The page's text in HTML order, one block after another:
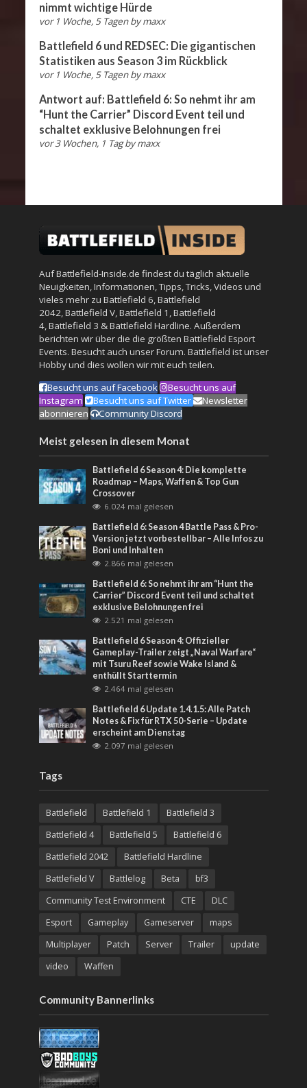
nimmt wichtige Hürde
vor 1 Woche, 5 Tagen bymaxx
Battlefield 6 und REDSEC: Die gigantischen
Statistiken aus Season 3 im Rückblick
vor 1 Woche, 5 Tagen bymaxx
Antwort auf: Battlefield 6: So nehmt ihr am
“Hunt the Carrier” Discord Event teil und
schaltet exklusive Belohnungen frei
vor 3 Wochen, 1 Tag bymaxx
Auf Battlefield-Inside.de findest du täglich aktuelle
Neuigkeiten, Informationen, Tipps, Tricks, Videos und
vieles mehr zu Battlefield 6,Battlefield
2042,Battlefield V,Battlefield 1 ,Battlefield
4,Battlefield 3 &Battlefield Hardline. Außerdem
berichten wir über die die größten Battlefield Esport
Events. Besucht auch unserForum. Battlefield ist unser
Hobby und dies wollen wir mit euch teilen.
Besucht uns auf Facebook
Besucht uns auf
Instagram
Besucht uns auf Twitter
Newsletter
abonnieren
Community Discord
Meist gelesen in diesem Monat
Battlefield 6 Season 4: Die komplette
Roadmap – Maps, Waffen & Top Gun
Crossover
6.024 mal gelesen
Battlefield 6: Season 4 Battle Pass & Pro-
Version jetzt vorbestellbar – Alle Infos zu
Boni und Inhalten
2.866 mal gelesen
Battlefield 6: So nehmt ihr am “Hunt the
Carrier” Discord Event teil und schaltet
exklusive Belohnungen frei
2.521 mal gelesen
Battlefield 6 Season 4: Offizieller
Gameplay-Trailer zeigt „Naval Warfare“
mit Tsuru Reef sowie Wake Island &
enthüllt Starttermin
2.464 mal gelesen
Battlefield 6 Update 1.4.1.5: Alle Patch
Notes & Fix für RTX 50-Serie – Update
erscheint am Dienstag
2.097 mal gelesen
Tags
Battlefield Battlefield 1
Battlefield 3
Battlefield 4
Battlefield 5
Battlefield 6
Battlefield 2042
Battlefield Hardline
Battlefield V
Battlelog Beta
bf3
Community Test Environment
CTE
DLC
Esport
Gameplay Gameserver
maps
Multiplayer
Patch Server Trailer
update
video
Waffen
Community Bannerlinks